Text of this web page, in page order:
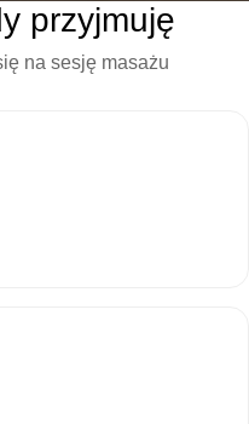
przyjmuję
na sesję masażu